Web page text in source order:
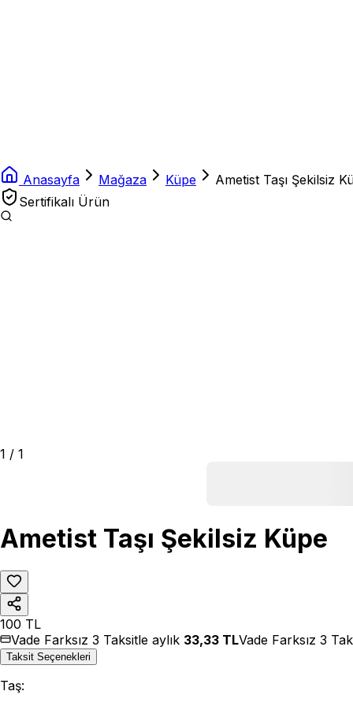
Anasayfa Mağaza Küpe
Ametist Taşı Şekilsiz
Sertifikalı Ürün
1 / 1
Ametist Taşı Şekilsiz Küpe
100 TL
Vade Farksız 3 Taksitle aylık 33,33 TLVade Farksız 3
Taksit Seçenekleri
Taş: